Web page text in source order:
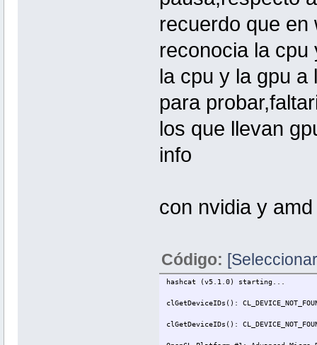
recuerdo que en
reconocia la cpu
la cpu y la gpu a
para
los que llevan
info
con nvidia y amd
Código:
hashcat (v5.1.0) starting...
clGetDeviceIDs():
clGetDeviceIDs():